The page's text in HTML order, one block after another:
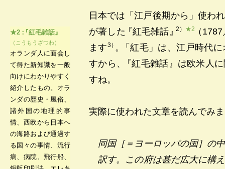
★2： 『紅毛雑話』
（こうもうざつわ）
オランダ人に面会し
て得た新知識を一般
向けにわかりやすく
紹介したもの。オラ
ンダの歴史・風俗、
諸外国の地理的事
情、西欧から日本へ
の海路および通過す
る国々の事情、流行
病、病院、飛行船、
日本では「江戸後期から」使わ
が著し た『紅毛雑話』 2） ★2（1787
ます3） 。
「紅毛」は、江戸時代
すから 、
『紅毛雑話』は欧米人
すね。
実際に使われた文章を読んでみ
同国［＝ヨーロッパの国］の
訳す。この府は甚だ広大に構